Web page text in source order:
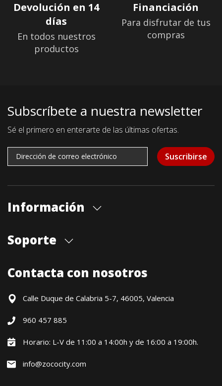
Devolución en 14
días
En todos nuestros
productos
Financiación
Para disfrutar de tus
compras
Subscríbete a nuestra newsletter
Sé el primero en enterarte de las últimas ofertas.
Suscribirse
Información
Cita previa tienda
Contacto
Soporte
Formas de pago
Devoluciones / Garantía
Política precio mínimo garantizado
Financiación CETELEM
Condiciones generales
Contacta con nosotros
Calle Duque de Calabria 5-7, 46005, Valencia
960 457 885
Horario: L-V de 11:00 a 14:00h y de 16:00 a 19:00h.
info@zococity.com